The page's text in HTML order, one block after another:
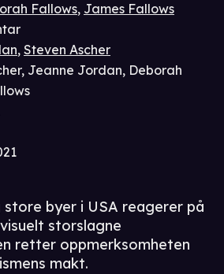
Fallows, James Fallows
, Steven Ascher
, Jeanne Jordan, Deborah
store byer i USA reagerer på
storslagne
retter oppmerksomheten
makt.